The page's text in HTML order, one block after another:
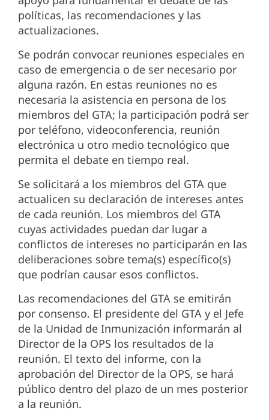
políticas, las recomendaciones y las
actualizaciones.
Se podrán convocar reuniones especiales en
caso de emergencia o de ser necesario por
alguna razón. En estas reuniones no es
necesaria la asistencia en persona de los
miembros del GTA; la participación podrá ser
por teléfono, videoconferencia, reunión
electrónica u otro medio tecnológico que
permita el debate en tiempo real.
Se solicitará a los miembros del GTA que
actualicen su declaración de intereses antes
de cada reunión. Los miembros del GTA
cuyas actividades puedan dar lugar a
conflictos de intereses no participarán en las
deliberaciones sobre tema(s) específico(s)
que podrían causar esos conflictos.
Las recomendaciones del GTA se emitirán
por consenso. El presidente del GTA y el Jefe
de la Unidad de Inmunización informarán al
Director de la OPS los resultados de la
reunión. El texto del informe, con la
aprobación del Director de la OPS, se hará
público dentro del plazo de un mes posterior
a la reunión.